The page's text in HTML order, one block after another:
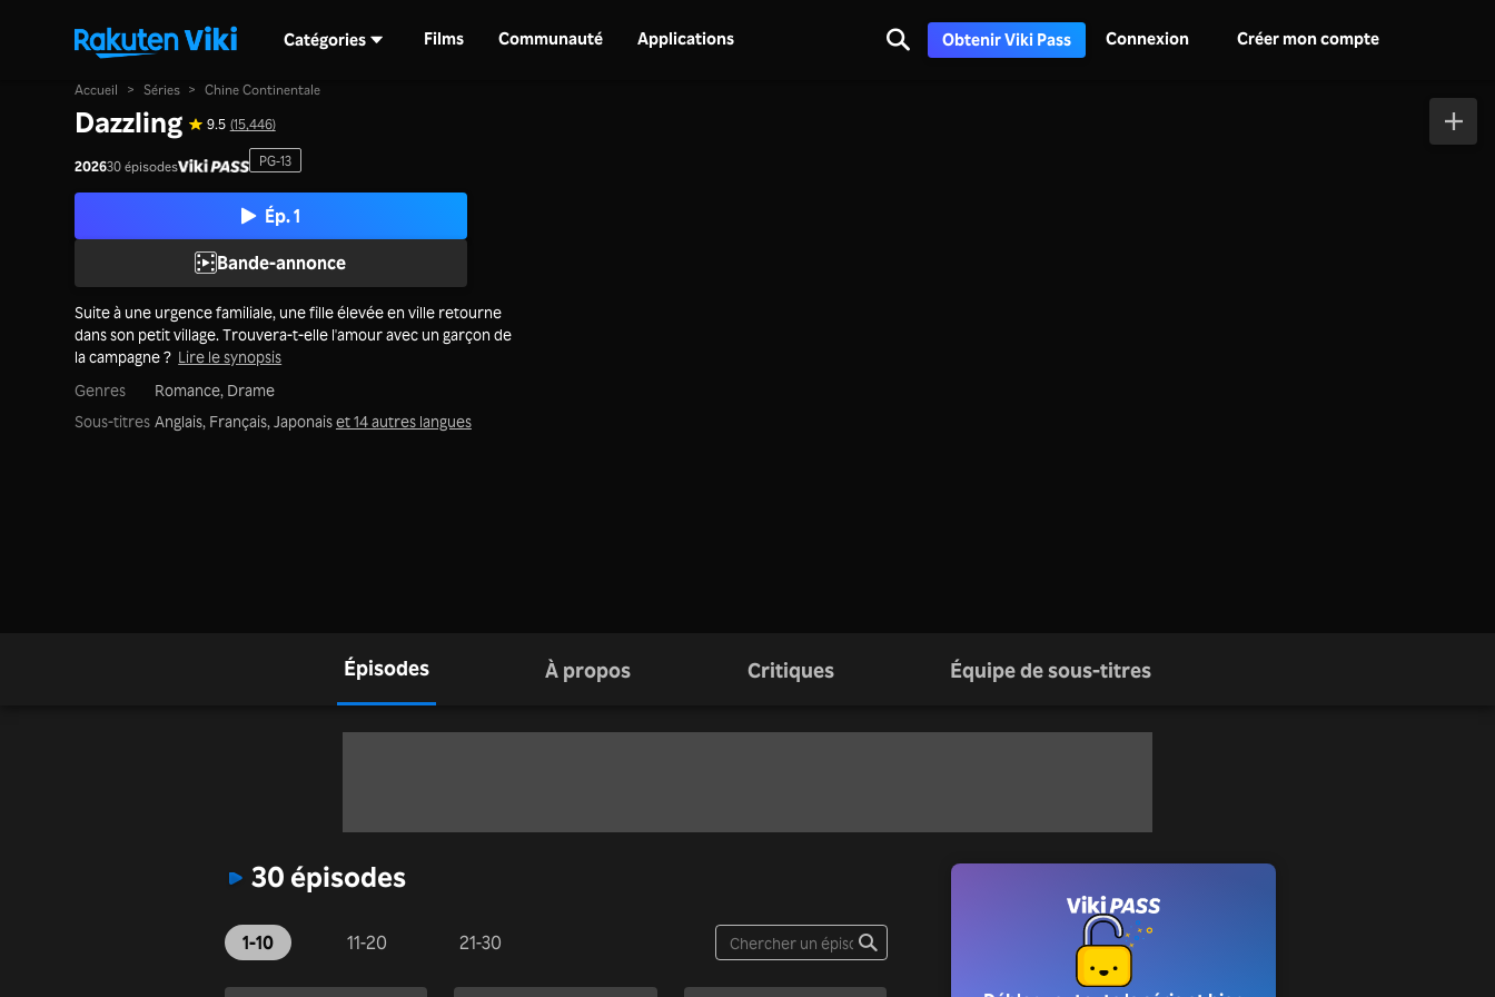
Catégories Films Communauté Applications Obtenir Viki Pass Connexion Créer mon compte
Accueil > Séries > Chine Continentale
Dazzling 9.5 (15,446)
202630 épisodes PG-13
Ép. 1
Bande-annonce
Suite à une urgence familiale, une fille élevée en ville retourne
dans son petit village. Trouvera-t-elle l'amour avec un garçon de
la campagne ? Lire le synopsis
Genres
Romance, Drame
Sous-titres Anglais, Français, Japonaiset 14 autres langues
Épisodes À propos Critiques Équipe de sous-titres
30 épisodes
1-10 11-20 21-30